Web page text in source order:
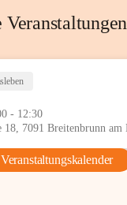
- 12:30
Veranstaltungskalender